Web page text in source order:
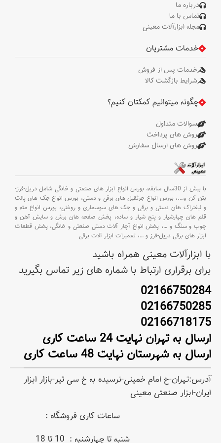
درباره ما
تماس با ما
مجله ابزارآلات معینی
خدمات مشتریان
خدمات پس از فروش
شرایط بازگشت کالا
چگونه میتوانیم کمکتان کنیم؟
سوالات متداول
روش های پرداخت
روش های ارسال سفارش
با بیش از 30سال سابقه،
بورس انواع ابزار های صنعتی و خانگی شامل دریل-فرز-
بتن کن و….، بورس انواع جرثقیل های برقی و دستی، بورس انواع جک های پالت
و لیفتراک های دستی و برقی و جک های سوسماری و روغنی، بورس انواع مته و
قلم های چهارشیار و پنج شیار و ساده، پخش صفحه های برش و سایش آهن و
چوب و سنگ و …، پخش انواع آچار آلات دستی صنعتی و خانگی، پخش قطعات
ابزار های برقی دریل-فرز و …، تعمیرات ابزار آلات برقی
با ابزارآلات معینی همراه باشید
برای برقراری ارتباط با شماره های زیر تماس بگیرید
02166750284
02166750285
02166718175
ارسال به تهران نهایت 24 ساعت کاری
ارسال به شهرستان نهایت 48 ساعت کاری
آدرس:تهران-خ امام خمینی-نرسیده به خ سی تیر-بازار ابزار
ایران-ابزار صنعتی معینی
ساعات کاری فروشگاه :
شنبه تا چهارشنبه : 10 تا 18